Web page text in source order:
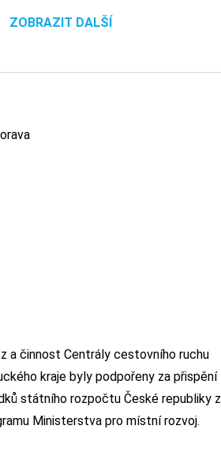
ZOBRAZIT DALŠÍ
a činnost Centrály cestovního ruchu
kraje byly podpořeny za přispění
státního rozpočtu České republiky z
Ministerstva pro místní rozvoj.